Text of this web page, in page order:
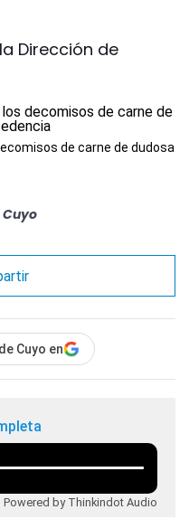
Dirección de
de carne de dudosa
Cuyo en
Powered by Thinkindot Audio